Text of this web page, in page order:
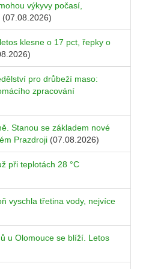
výkyvy počasí,
(07.08.2026)
klesne o 17 pct, řepky o
pro drůbeží maso:
zpracování
Stanou se základem nové
Prazdroji (07.08.2026)
při teplotách 28 °C
vyschla třetina vody, nejvíce
u Olomouce se blíží. Letos